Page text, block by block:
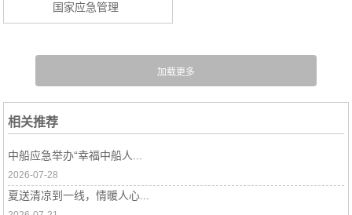
国家应急管理
作
相关推荐
中船应急举办“幸福中船人...
2026-07-28
夏送清凉到一线，情暖人心...